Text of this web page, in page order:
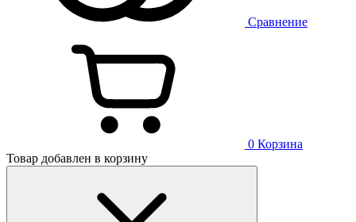
Сравнение
0 Корзина
Товар добавлен в корзину